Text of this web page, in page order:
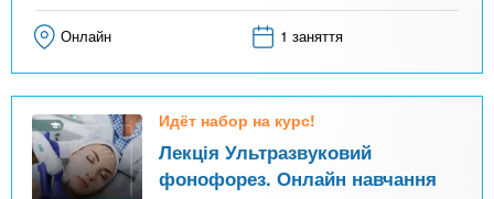
Онлайн 1 заняття
Идёт набор на курс!
Лекція Ультразвуковий
фонофорез. Онлайн навчання